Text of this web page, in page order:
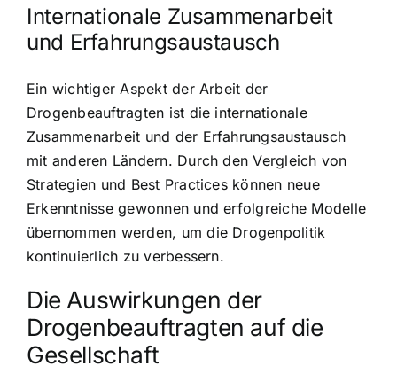
Internationale Zusammenarbeit
und Erfahrungsaustausch
Ein wichtiger Aspekt der Arbeit der
Drogenbeauftragten ist die internationale
Zusammenarbeit und der Erfahrungsaustausch
mit anderen Ländern. Durch den Vergleich von
Strategien und Best Practices können neue
Erkenntnisse gewonnen und erfolgreiche Modelle
übernommen werden, um die Drogenpolitik
kontinuierlich zu verbessern.
Die Auswirkungen der
Drogenbeauftragten auf die
Gesellschaft